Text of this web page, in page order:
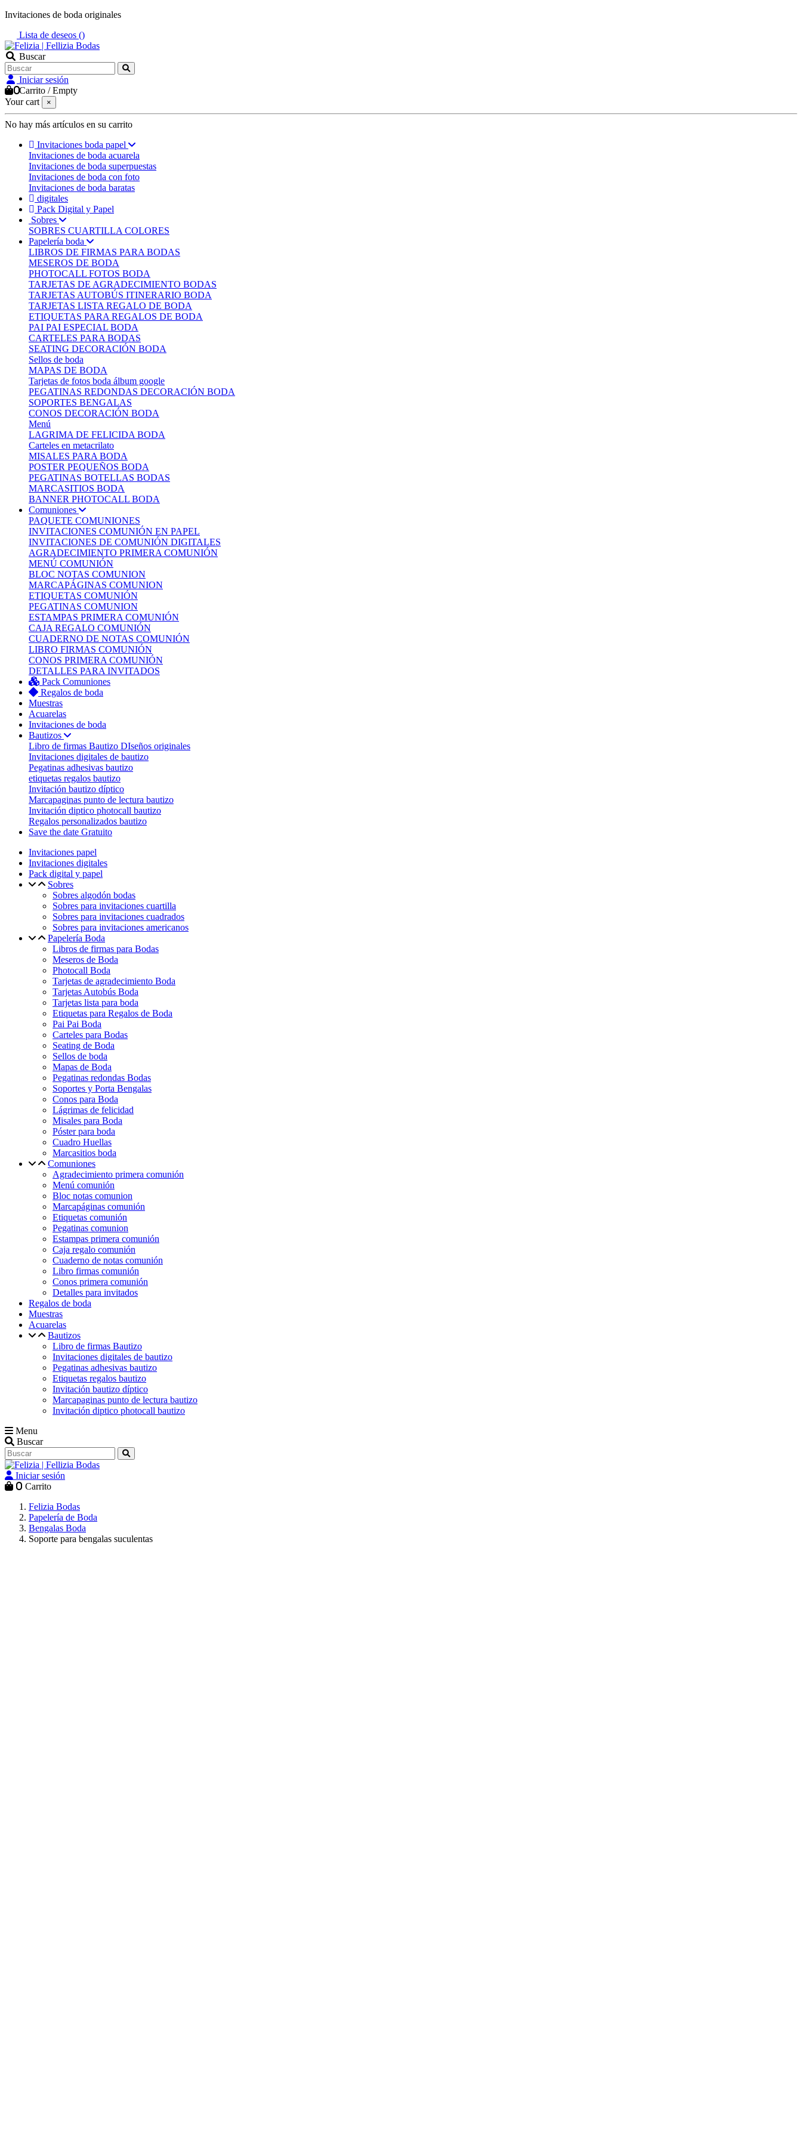
Invitaciones de boda originales
Lista de deseos ()
Buscar
Iniciar sesión
0Carrito /Empty
Your cart
×
No hay más artículos en su carrito
Invitaciones boda papel
Invitaciones de boda acuarela
Invitaciones de boda superpuestas
Invitaciones de boda con foto
Invitaciones de boda baratas
digitales
Pack Digital y Papel
Sobres
SOBRES CUARTILLA COLORES
Papelería boda
LIBROS DE FIRMAS PARA BODAS
MESEROS DE BODA
PHOTOCALL FOTOS BODA
TARJETAS DE AGRADECIMIENTO BODAS
TARJETAS AUTOBÚS ITINERARIO BODA
TARJETAS LISTA REGALO DE BODA
ETIQUETAS PARA REGALOS DE BODA
PAI PAI ESPECIAL BODA
CARTELES PARA BODAS
SEATING DECORACIÓN BODA
Sellos de boda
MAPAS DE BODA
Tarjetas de fotos boda álbum google
PEGATINAS REDONDAS DECORACIÓN BODA
SOPORTES BENGALAS
CONOS DECORACIÓN BODA
Menú
LAGRIMA DE FELICIDA BODA
Carteles en metacrilato
MISALES PARA BODA
POSTER PEQUEÑOS BODA
PEGATINAS BOTELLAS BODAS
MARCASITIOS BODA
BANNER PHOTOCALL BODA
Comuniones
PAQUETE COMUNIONES
INVITACIONES COMUNIÓN EN PAPEL
INVITACIONES DE COMUNIÓN DIGITALES
AGRADECIMIENTO PRIMERA COMUNIÓN
MENÚ COMUNIÓN
BLOC NOTAS COMUNION
MARCAPÁGINAS COMUNION
ETIQUETAS COMUNIÓN
PEGATINAS COMUNION
ESTAMPAS PRIMERA COMUNIÓN
CAJA REGALO COMUNIÓN
CUADERNO DE NOTAS COMUNIÓN
LIBRO FIRMAS COMUNIÓN
CONOS PRIMERA COMUNIÓN
DETALLES PARA INVITADOS
Pack Comuniones
Regalos de boda
Muestras
Acuarelas
Invitaciones de boda
Bautizos
Libro de firmas Bautizo DIseños originales
Invitaciones digitales de bautizo
Pegatinas adhesivas bautizo
etiquetas regalos bautizo
Invitación bautizo díptico
Marcapaginas punto de lectura bautizo
Invitación diptico photocall bautizo
Regalos personalizados bautizo
Save the date Gratuito
Invitaciones papel
Invitaciones digitales
Pack digital y papel
Sobres
Sobres algodón bodas
Sobres para invitaciones cuartilla
Sobres para invitaciones cuadrados
Sobres para invitaciones americanos
Papelería Boda
Libros de firmas para Bodas
Meseros de Boda
Photocall Boda
Tarjetas de agradecimiento Boda
Tarjetas Autobús Boda
Tarjetas lista para boda
Etiquetas para Regalos de Boda
Pai Pai Boda
Carteles para Bodas
Seating de Boda
Sellos de boda
Mapas de Boda
Pegatinas redondas Bodas
Soportes y Porta Bengalas
Conos para Boda
Lágrimas de felicidad
Misales para Boda
Póster para boda
Cuadro Huellas
Marcasitios boda
Comuniones
Agradecimiento primera comunión
Menú comunión
Bloc notas comunion
Marcapáginas comunión
Etiquetas comunión
Pegatinas comunion
Estampas primera comunión
Caja regalo comunión
Cuaderno de notas comunión
Libro firmas comunión
Conos primera comunión
Detalles para invitados
Regalos de boda
Muestras
Acuarelas
Bautizos
Libro de firmas Bautizo
Invitaciones digitales de bautizo
Pegatinas adhesivas bautizo
Etiquetas regalos bautizo
Invitación bautizo díptico
Marcapaginas punto de lectura bautizo
Invitación diptico photocall bautizo
Menu
Buscar
Iniciar sesión
0 Carrito
Felizia Bodas
Papelería de Boda
Bengalas Boda
Soporte para bengalas suculentas